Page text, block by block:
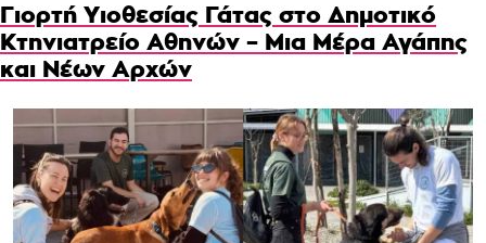
Γιορτή Υιοθεσίας Γάτας στο Δημοτικό
Κτηνιατρείο Αθηνών – Μια Μέρα Αγάπης
και Νέων Αρχών